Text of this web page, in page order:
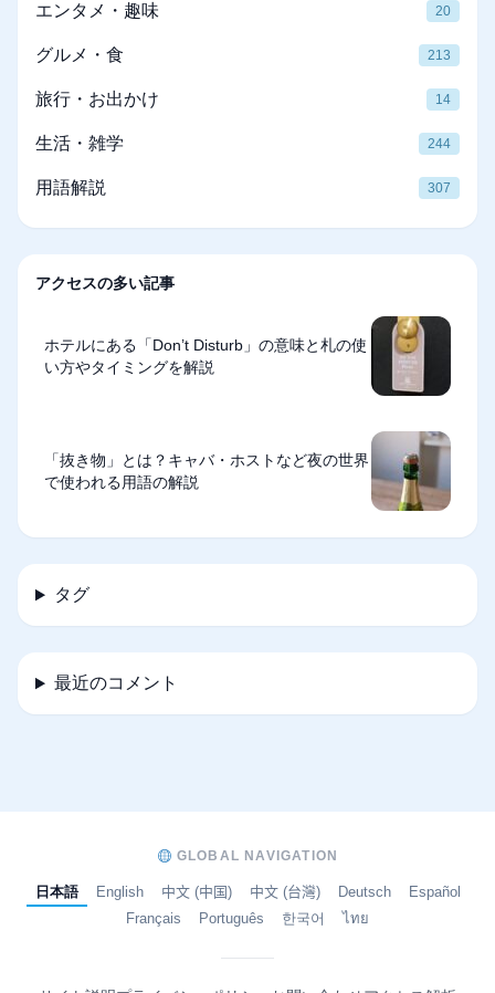
エンタメ・趣味 20
グルメ・食 213
旅行・お出かけ 14
生活・雑学 244
用語解説 307
アクセスの多い記事
ホテルにある「Don’t Disturb」の意味と札の使
い方やタイミングを解説
「抜き物」とは？キャバ・ホストなど夜の世界
で使われる用語の解説
タグ
最近のコメント
GLOBAL NAVIGATION
日本語 English 中文 (中国) 中文 (台灣) Deutsch
Español
Français
Português 한국어 ไทย